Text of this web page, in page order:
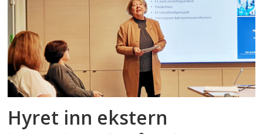
ledere
Hyret inn ekstern